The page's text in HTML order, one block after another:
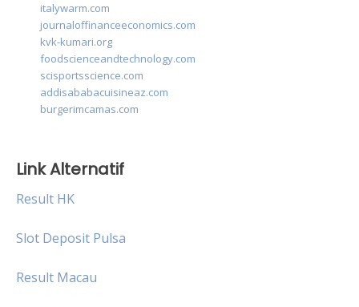
italywarm.com
journaloffinanceeconomics.com
kvk-kumari.org
foodscienceandtechnology.com
scisportsscience.com
addisababacuisineaz.com
burgerimcamas.com
Link Alternatif
Result HK
Slot Deposit Pulsa
Result Macau